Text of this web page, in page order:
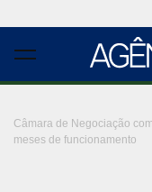
Câmara de Negociação
meses de funcionamento